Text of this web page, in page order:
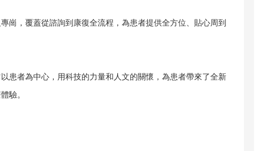
，覆蓋從諮詢到康復全流程，為患者提供全方位、貼心周到
患者為中心，用科技的力量和人文的關懷，為患者帶來了全新
驗。